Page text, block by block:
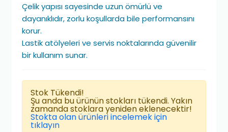
Çelik yapısı sayesinde uzun ömürlü ve
dayanıklıdır, zorlu koşullarda bile performansını
korur.
Lastik atölyeleri ve servis noktalarında güvenilir
bir kullanım sunar.
Stok Tükendi!
Şu anda bu ürünün stokları tükendi. Yakın
zamanda stoklara yeniden eklenecektir!
Stokta olan ürünleri incelemek için
tıklayın